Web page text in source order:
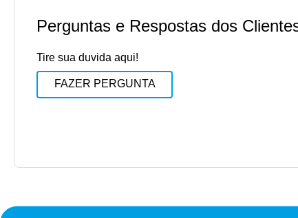
Perguntas e Respostas dos
Tire sua duvida aqui!
FAZER PERGUNTA